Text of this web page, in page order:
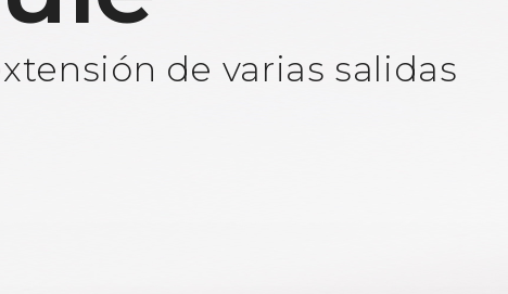
de varias salidas